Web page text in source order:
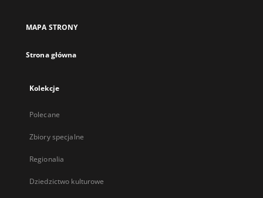
MAPA STRONY
Strona główna
Kolekcje
Polecane
Zbiory specjalne
Regionalia
Dziedzictwo kulturowe